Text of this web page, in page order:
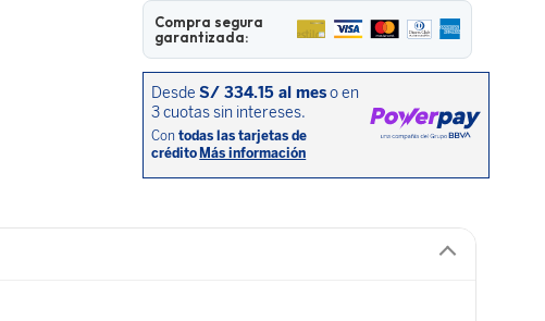
Compra segura
garantizada: